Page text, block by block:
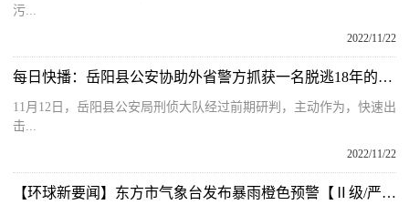
污...
2022/11/22
每日快播：岳阳县公安协助外省警方抓获一名脱逃18年的网上逃犯
11月12日，岳阳县公安局刑侦大队经过前期研判，主动作为，快速出
击...
2022/11/22
【环球新要闻】东方市气象台发布暴雨橙色预警【Ⅱ级/严重】